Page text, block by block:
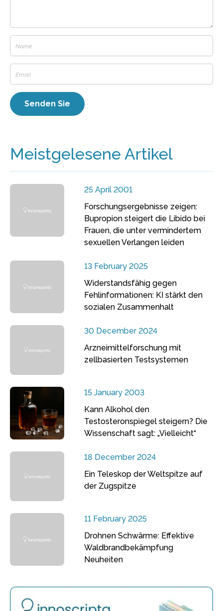
Meistgelesene Artikel
25 April 2001
Forschungsergebnisse zeigen:
Bupropion steigert die Libido bei
Frauen, die unter vermindertem
sexuellen Verlangen leiden
13 February 2025
Widerstandsfähig gegen
Fehlinformationen: KI stärkt den
sozialen Zusammenhalt
30 December 2024
Arzneimittelforschung mit
zellbasierten Testsystemen
15 January 2003
Kann Alkohol den
Testosteronspiegel steigern? Die
Wissenschaft sagt: „Vielleicht“
18 December 2024
Ein Teleskop der Weltspitze auf
der Zugspitze
11 February 2025
Drohnen Schwärme: Effektive
Waldbrandbekämpfung
Neuheiten